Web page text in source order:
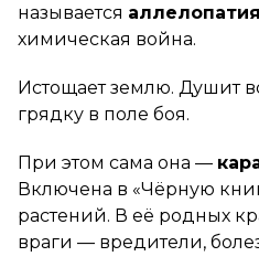
называется аллелопатия
химическая война.
Истощает землю. Душит
грядку в поле боя.
При этом сама она —
Включена в «Чёрную
растений. В её родных
враги — вредители,